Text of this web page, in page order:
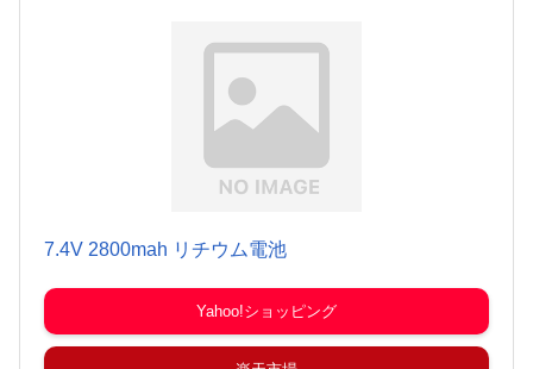
7.4V 2800mah リチウム電池
Yahoo!ショッピング